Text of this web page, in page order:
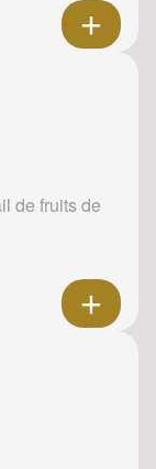
de fruits de